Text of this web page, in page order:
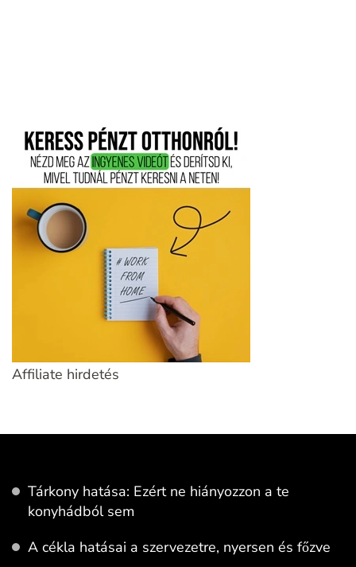
Affiliate hirdetés
Tárkony hatása: Ezért ne hiányozzon a te
konyhádból sem
A cékla hatásai a szervezetre, nyersen és főzve